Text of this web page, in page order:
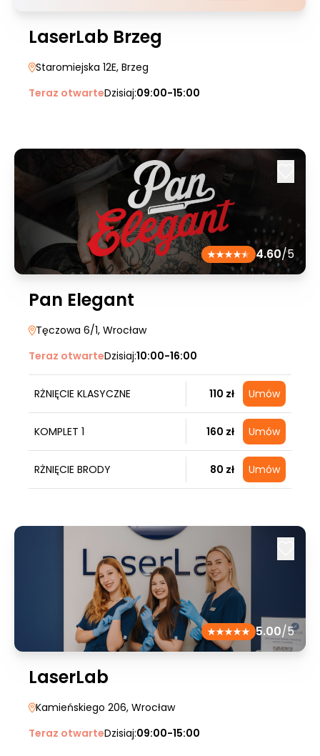
LaserLab Brzeg
Staromiejska 12E, Brzeg
Teraz otwarteDzisiaj:09:00-15:00
4.60/5
Pan Elegant
Tęczowa 6/1, Wrocław
Teraz otwarteDzisiaj:10:00-16:00
RŻNIĘCIE KLASYCZNE 110 zł Umów
KOMPLET 1 160 zł Umów
RŻNIĘCIE BRODY 80 zł Umów
5.00/5
LaserLab
Kamieńskiego 206, Wrocław
Teraz otwarteDzisiaj:09:00-15:00